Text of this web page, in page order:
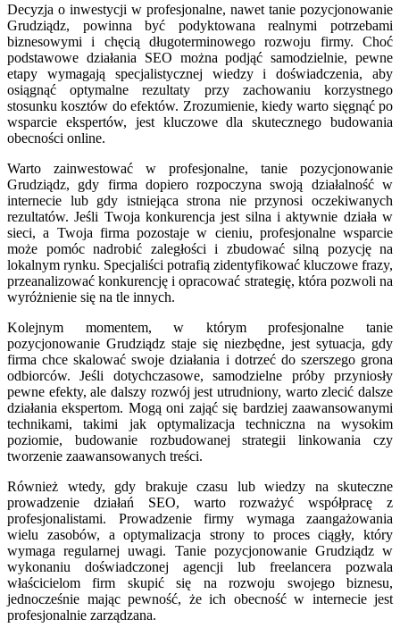
Decyzja o inwestycji w profesjonalne, nawet tanie pozycjonowanie
Grudziądz, powinna być podyktowana realnymi potrzebami
biznesowymi i chęcią długoterminowego rozwoju firmy. Choć
podstawowe działania SEO można podjąć samodzielnie, pewne
etapy wymagają specjalistycznej wiedzy i doświadczenia, aby
osiągnąć optymalne rezultaty przy zachowaniu korzystnego
stosunku kosztów do efektów. Zrozumienie, kiedy warto sięgnąć po
wsparcie ekspertów, jest kluczowe dla skutecznego budowania
obecności online.
Warto zainwestować w profesjonalne, tanie pozycjonowanie
Grudziądz, gdy firma dopiero rozpoczyna swoją działalność w
internecie lub gdy istniejąca strona nie przynosi oczekiwanych
rezultatów. Jeśli Twoja konkurencja jest silna i aktywnie działa w
sieci, a Twoja firma pozostaje w cieniu, profesjonalne wsparcie
może pomóc nadrobić zaległości i zbudować silną pozycję na
lokalnym rynku. Specjaliści potrafią zidentyfikować kluczowe frazy,
przeanalizować konkurencję i opracować strategię, która pozwoli na
wyróżnienie się na tle innych.
Kolejnym momentem, w którym profesjonalne tanie
pozycjonowanie Grudziądz staje się niezbędne, jest sytuacja, gdy
firma chce skalować swoje działania i dotrzeć do szerszego grona
odbiorców. Jeśli dotychczasowe, samodzielne próby przyniosły
pewne efekty, ale dalszy rozwój jest utrudniony, warto zlecić dalsze
działania ekspertom. Mogą oni zająć się bardziej zaawansowanymi
technikami, takimi jak optymalizacja techniczna na wysokim
poziomie, budowanie rozbudowanej strategii linkowania czy
tworzenie zaawansowanych treści.
Również wtedy, gdy brakuje czasu lub wiedzy na skuteczne
prowadzenie działań SEO, warto rozważyć współpracę z
profesjonalistami. Prowadzenie firmy wymaga zaangażowania
wielu zasobów, a optymalizacja strony to proces ciągły, który
wymaga regularnej uwagi. Tanie pozycjonowanie Grudziądz w
wykonaniu doświadczonej agencji lub freelancera pozwala
właścicielom firm skupić się na rozwoju swojego biznesu,
jednocześnie mając pewność, że ich obecność w internecie jest
profesjonalnie zarządzana.